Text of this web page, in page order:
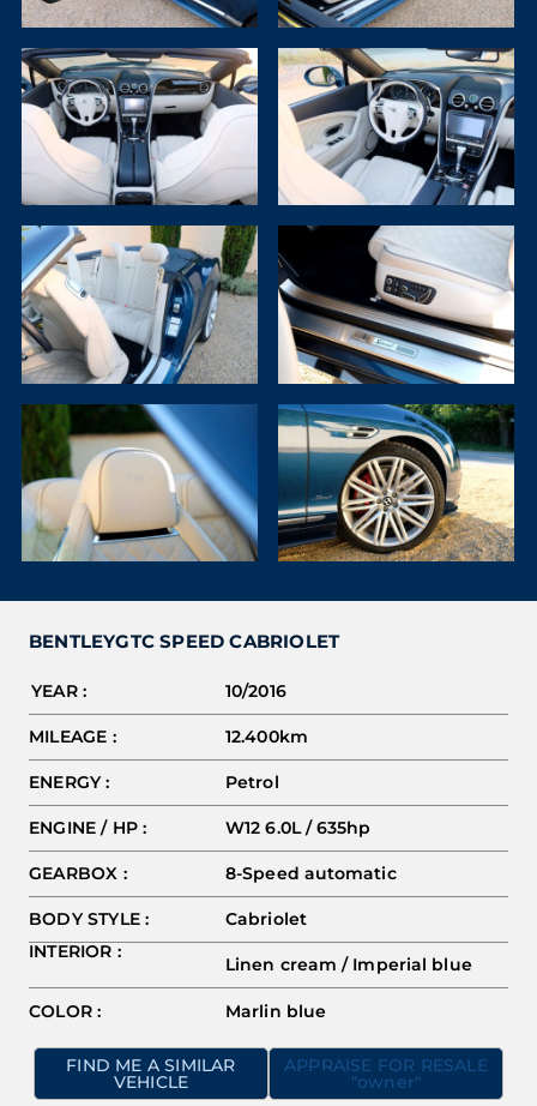
BENTLEYGTC SPEED CABRIOLET
10/2016
YEAR :
12.400km
MILEAGE :
ENERGY : Petrol
ENGINE / HP : W12 6.0L / 635hp
GEARBOX : 8-Speed automatic
BODY STYLE :
Cabriolet
INTERIOR :
Linen cream / Imperial blue
COLOR : Marlin blue
FIND ME A SIMILAR
VEHICLE
APPRAISE FOR RESALE
"owner"